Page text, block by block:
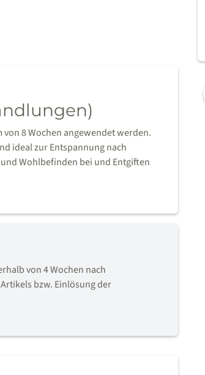
8 Wochen angewendet werden.
ideal zur Entspannung nach
Wohlbefinden bei und Entgiften
von 4 Wochen nach
bzw. Einlösung der